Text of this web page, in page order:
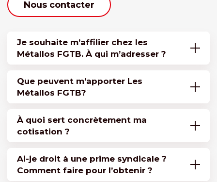
Nous contacter
Je souhaite m’affilier chez les
Métallos FGTB. À qui m’adresser ?
Que peuvent m’apporter Les
Métallos FGTB?
À quoi sert concrètement ma
cotisation ?
Ai-je droit à une prime syndicale ?
Comment faire pour l’obtenir ?